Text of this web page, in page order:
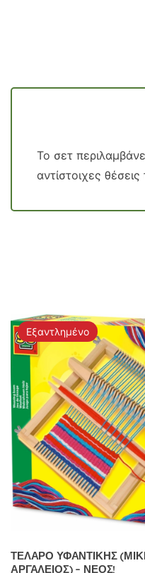
Το σετ
αντίστοιχες
Εξαντλημένο
ΤΕΛΑΡΟ ΥΦΑΝΤΙΚΗΣ
ΑΡΓΑΛΕΙΟΣ) – ΝΕΟΣ!